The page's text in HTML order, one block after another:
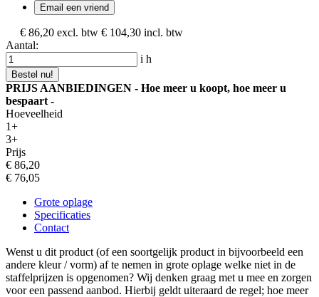
Email een vriend
€ 86,20 excl. btw € 104,30 incl. btw
Aantal:
i h
Bestel nu!
PRIJS AANBIEDINGEN - Hoe meer u koopt, hoe meer u
bespaart -
Hoeveelheid
1+
3+
Prijs
€ 86,20
€ 76,05
Grote oplage
Specificaties
Contact
Wenst u dit product (of een soortgelijk product in bijvoorbeeld een
andere kleur / vorm) af te nemen in grote oplage welke niet in de
staffelprijzen is opgenomen? Wij denken graag met u mee en zorgen
voor een passend aanbod. Hierbij geldt uiteraard de regel; hoe meer